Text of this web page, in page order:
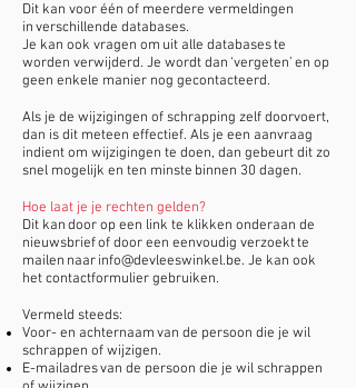
Dit kan voor één of meerdere vermeldingen
in verschillende databases.
Je kan ook vragen om uit alle databases te
worden verwijderd. Je wordt dan ‘vergeten’ en op
geen enkele manier nog gecontacteerd.
Als je de wijzigingen of schrapping zelf doorvoert,
dan is dit meteen effectief. Als je een aanvraag
indient om wijzigingen te doen, dan gebeurt dit zo
snel mogelijk en ten minste binnen 30 dagen.
Hoe laat je je rechten gelden?
Dit kan door op een link te klikken onderaan de
nieuwsbrief of door een eenvoudig verzoekt te
mailen naarinfo@devleeswinkel.be. Je kan ook
het contactformulier gebruiken.
Vermeld steeds:
Voor- en achternaam van de persoon die je wil
schrappen of wijzigen.
E-mailadres van de persoon die je wil schrappen